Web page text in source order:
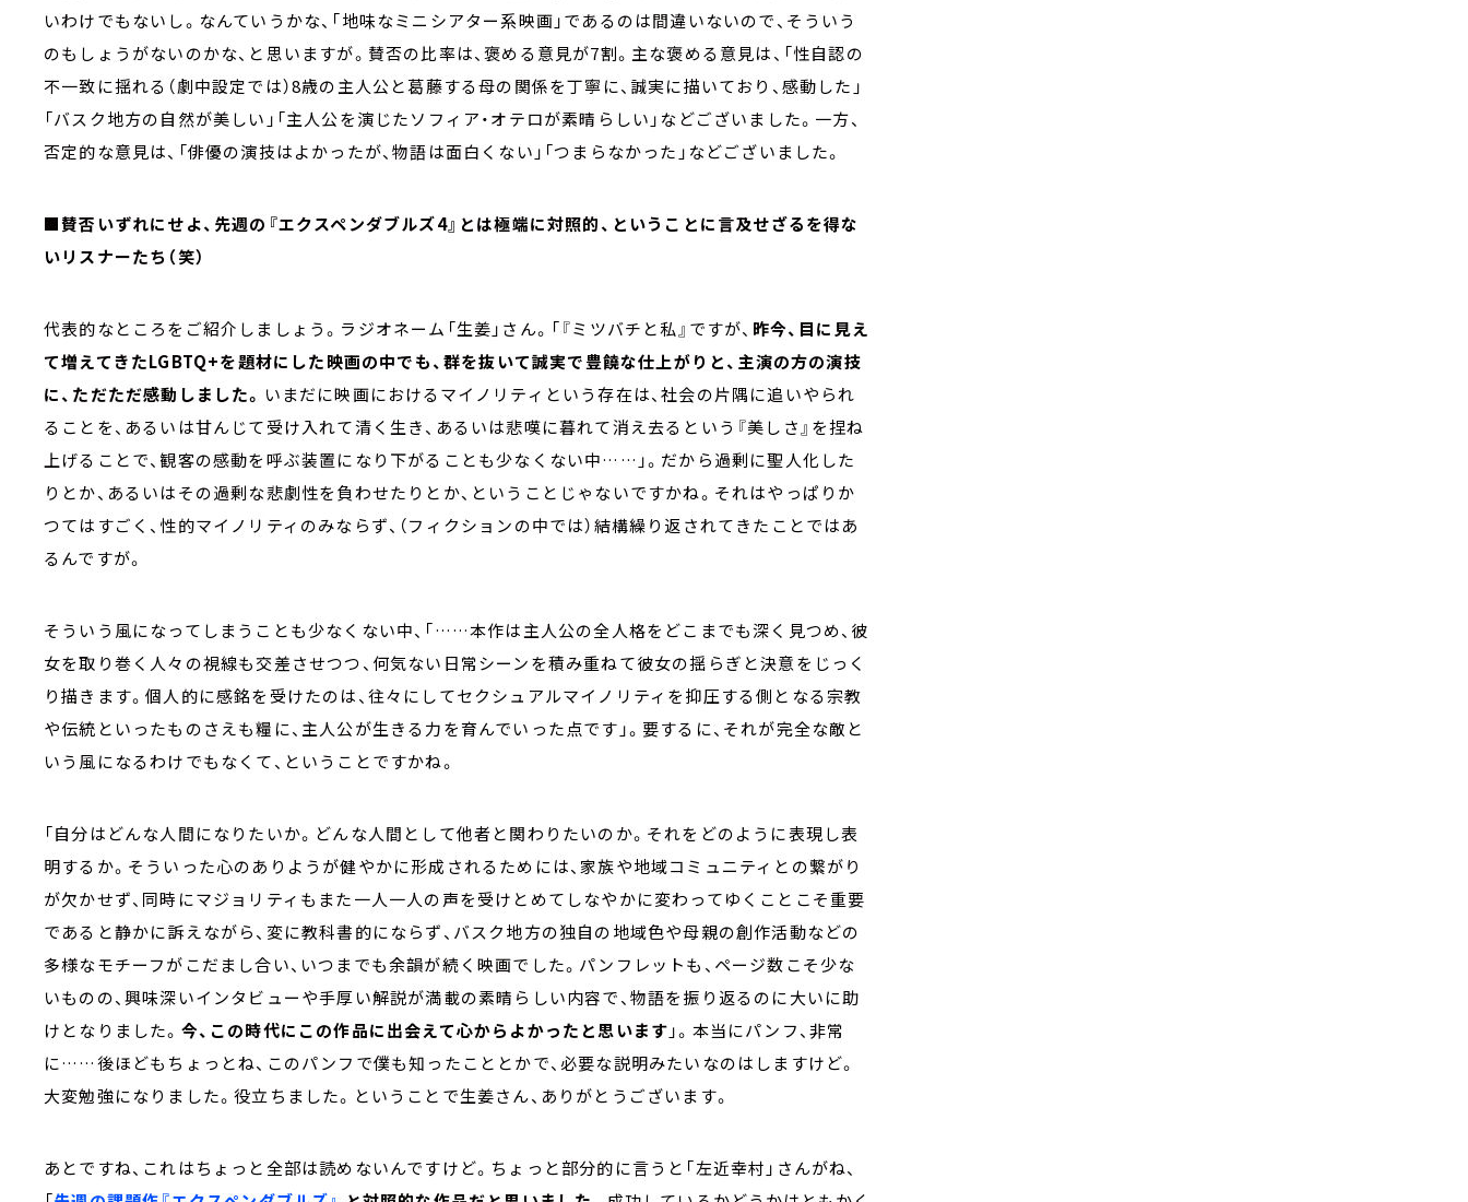
いわけでもないし。なんていうかな、「地味なミニシアター系映画」であるのは間違いないので、そういう
のもしょうがないのかな、と思いますが。賛否の比率は、褒める意見が7割。主な褒める意見は、「性自認の
不一致に揺れる（劇中設定では）8歳の主人公と葛藤する母の関係を丁寧に、誠実に描いており、感動した」
「バスク地方の自然が美しい」「主人公を演じたソフィア・オテロが素晴らしい」などございました。一方、
否定的な意見は、「俳優の演技はよかったが、物語は面白くない」「つまらなかった」などございました。
■賛否いずれにせよ、先週の『エクスペンダブルズ4』とは極端に対照的、ということに言及せざるを得な
いリスナーたち（笑）
代表的なところをご紹介しましょう。ラジオネーム「生姜」さん。「『ミツバチと私』ですが、 昨今、目に見え
て増えてきたLGBTQ+を題材にした映画の中でも、群を抜いて誠実で豊饒な仕上がりと、主演の方の演技
に、ただただ感動しました。 いまだに映画におけるマイノリティという存在は、社会の片隅に追いやられ
ることを、あるいは甘んじて受け入れて清く生き、あるいは悲嘆に暮れて消え去るという『美しさ』を捏ね
上げることで、観客の感動を呼ぶ装置になり下がることも少なくない中……」。だから過剰に聖人化した
りとか、あるいはその過剰な悲劇性を負わせたりとか、ということじゃないですかね。それはやっぱりか
つてはすごく、性的マイノリティのみならず、（フィクションの中では）結構繰り返されてきたことではあ
るんですが。
そういう風になってしまうことも少なくない中、「……本作は主人公の全人格をどこまでも深く見つめ、彼
女を取り巻く人々の視線も交差させつつ、何気ない日常シーンを積み重ねて彼女の揺らぎと決意をじっく
り描きます。個人的に感銘を受けたのは、往々にしてセクシュアルマイノリティを抑圧する側となる宗教
や伝統といったものさえも糧に、主人公が生きる力を育んでいった点です」。要するに、それが完全な敵と
いう風になるわけでもなくて、ということですかね。
「自分はどんな人間になりたいか。どんな人間として他者と関わりたいのか。それをどのように表現し表
明するか。そういった心のありようが健やかに形成されるためには、家族や地域コミュニティとの繋がり
が欠かせず、同時にマジョリティもまた一人一人の声を受けとめてしなやかに変わってゆくことこそ重要
であると静かに訴えながら、変に教科書的にならず、バスク地方の独自の地域色や母親の創作活動などの
多様なモチーフがこだまし合い、いつまでも余韻が続く映画でした。パンフレットも、ページ数こそ少な
いものの、興味深いインタビューや手厚い解説が満載の素晴らしい内容で、物語を振り返るのに大いに助
けとなりました。 今、この時代にこの作品に出会えて心からよかったと思います 」。本当にパンフ、非常
に……後ほどもちょっとね、このパンフで僕も知ったこととかで、必要な説明みたいなのはしますけど。
大変勉強になりました。役立ちました。ということで生姜さん、ありがとうございます。
あとですね、これはちょっと全部は読めないんですけど。ちょっと部分的に言うと「左近幸村」さんがね、